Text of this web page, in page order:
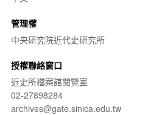
管理權
中央研究院近代史研究所
授權聯絡窗口
近史所檔案館閱覽室
02-27898284
archives@gate.sinica.edu.tw